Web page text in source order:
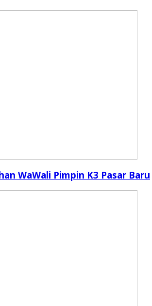
WaWali Pimpin K3 Pasar Baru